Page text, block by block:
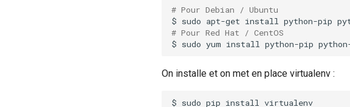
# Pour Debian / Ubuntu
$ sudo apt-get install python-pip
# Pour Red Hat / CentOS
$ sudo yum install python-pip
On installe et on met en place virtualenv :
$ sudo pip install
virtualenv